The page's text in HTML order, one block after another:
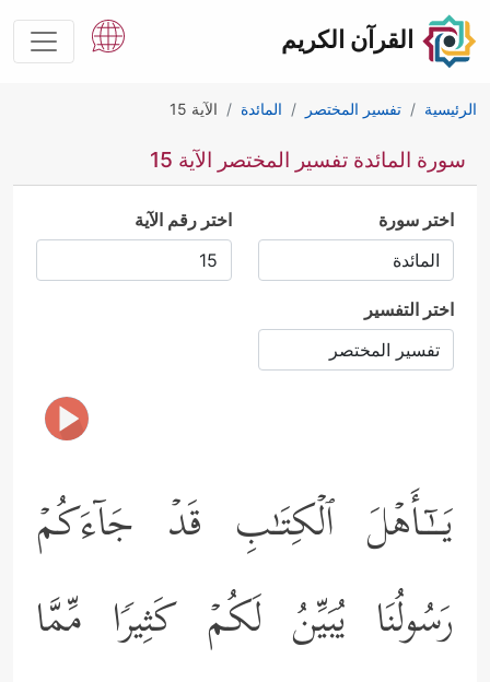
القرآن الكريم
الرئيسية تفسير المختصر المائدة الآية 15
سورة المائدة تفسير المختصر الآية 15
اختر سورة اختر رقم الآية
اختر التفسير
یَــٰۤـأَهۡلَ ٱلۡكِتَـٰبِ قَدۡ جَاۤءَكُمۡ
رَسُولُنَا یُبَیِّنُ لَكُمۡ كَثِیرࣰا مِّمَّا